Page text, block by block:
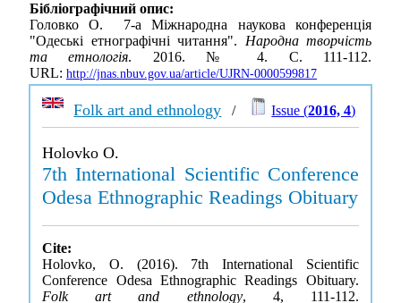
Бібліографічний опис:
Головко О. 7-а Міжнародна наукова конференція
"Одеські етнографічні читання". Народна творчість
та етнологія. 2016. № 4. С. 111-112.
URL: http://jnas.nbuv.gov.ua/article/UJRN-0000599817
Folk art and ethnology / Issue (2016, 4)
Holovko O.
7th International Scientific Conference
Odesa Ethnographic Readings Obituary
Cite:
Holovko, O. (2016). 7th International Scientific
Conference Odesa Ethnographic Readings Obituary.
Folk art and ethnology, 4, 111-112.